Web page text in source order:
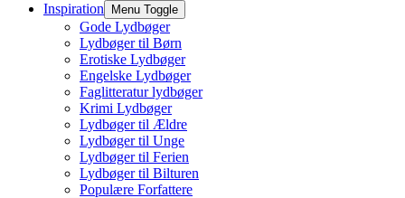
Inspiration
Menu Toggle
Gode Lydbøger
Lydbøger til Børn
Erotiske Lydbøger
Engelske Lydbøger
Faglitteratur lydbøger
Krimi Lydbøger
Lydbøger til Ældre
Lydbøger til Unge
Lydbøger til Ferien
Lydbøger til Bilturen
Populære Forfattere